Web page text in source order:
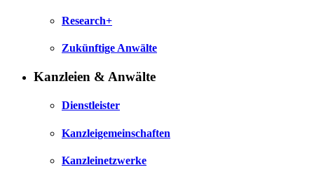
Research+
Zukünftige Anwälte
Kanzleien & Anwälte
Dienstleister
Kanzleigemeinschaften
Kanzleinetzwerke